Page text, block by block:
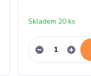
Skladem 20 ks